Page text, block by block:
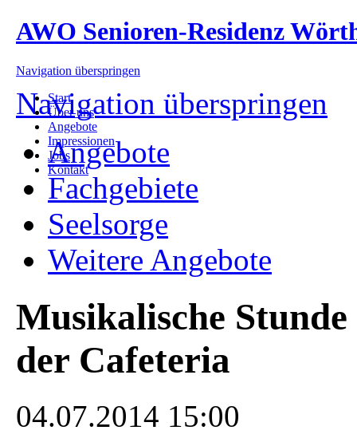
AWO Senioren-Residenz
Navigation überspringen
Start
Über uns
Angebote
Impressionen
Jobs
Kontakt
Navigation überspringen
Angebote
Fachgebiete
Seelsorge
Weitere Angebote
Musikalische
der Cafeteria
04.07.2014 15:00